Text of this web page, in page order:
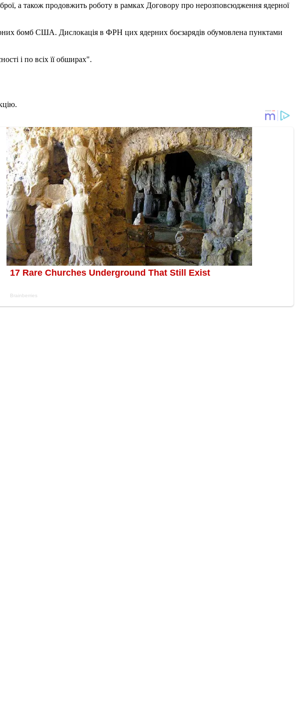
а також продовжить роботу в рамках Договору про нерозповсюдження ядерної
бомб США. Дислокація в ФРН цих ядерних боєзарядів обумовлена ​​пунктами
і по всіх її обширах".